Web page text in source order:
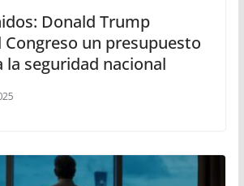
Donald Trump
un presupuesto
la seguridad nacional